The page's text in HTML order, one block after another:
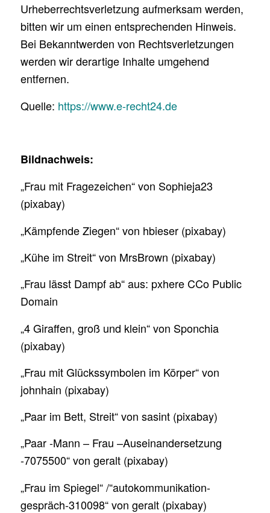
Urheberrechtsverletzung aufmerksam werden,
bitten wir um einen entsprechenden Hinweis.
Bei Bekanntwerden von Rechtsverletzungen
werden wir derartige Inhalte umgehend
entfernen.
Quelle: https://www.e-recht24.de
Bildnachweis:
„Frau mit Fragezeichen“ von Sophieja23
(pixabay)
„Kämpfende Ziegen“ von hbieser (pixabay)
„Kühe im Streit“ von MrsBrown (pixabay)
„Frau lässt Dampf ab“ aus: pxhere CCo Public
Domain
„4 Giraffen, groß und klein“ von Sponchia
(pixabay)
„Frau mit Glückssymbolen im Körper“ von
johnhain (pixabay)
„Paar im Bett, Streit“ von sasint (pixabay)
„Paar -Mann – Frau –Auseinandersetzung
-7075500“ von geralt (pixabay)
„Frau im Spiegel“ /“autokommunikation-
gespräch-310098“ von geralt (pixabay)